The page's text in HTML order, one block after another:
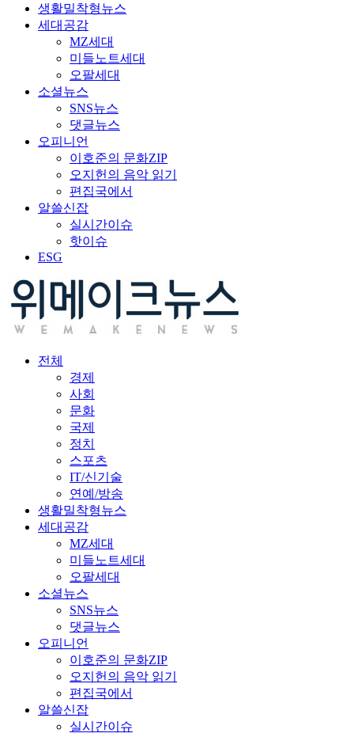
생활밀착형뉴스
세대공감
MZ세대
미들노트세대
오팔세대
소셜뉴스
SNS뉴스
댓글뉴스
오피니언
이호준의 문화ZIP
오지헌의 음악 읽기
편집국에서
알쓸신잡
실시간이슈
핫이슈
ESG
전체
경제
사회
문화
국제
정치
스포츠
IT/신기술
연예/방송
생활밀착형뉴스
세대공감
MZ세대
미들노트세대
오팔세대
소셜뉴스
SNS뉴스
댓글뉴스
오피니언
이호준의 문화ZIP
오지헌의 음악 읽기
편집국에서
알쓸신잡
실시간이슈